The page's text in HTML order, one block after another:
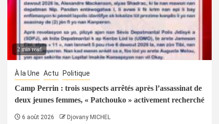
2 min read
À la Une Actu Politique
Camp Perrin : trois suspects arrêtés après l’assassinat de
deux jeunes femmes, « Patchouko » activement recherché
6 août 2026 Djovany MICHEL